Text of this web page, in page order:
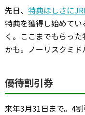
先日、 特典ほしさに
特典を獲得し始めて
く。ここまでもらっ
かも。ノーリスクミド
優待割引券
来年3月31日まで。4